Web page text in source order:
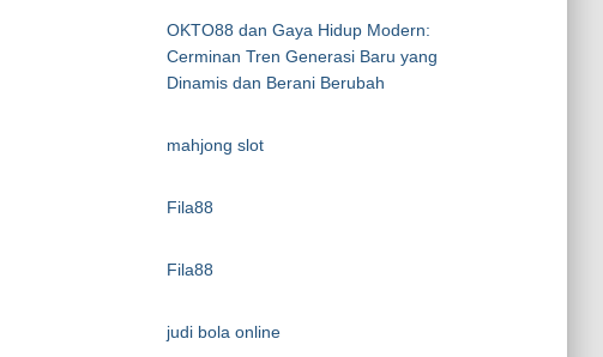
OKTO88 dan Gaya Hidup Modern:
Cerminan Tren Generasi Baru yang
Dinamis dan Berani Berubah
mahjong slot
Fila88
Fila88
judi bola online